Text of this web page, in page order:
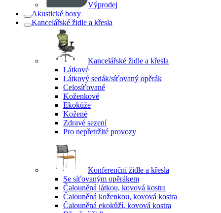
Výprodej
Akustické boxy
Kancelářské židle a křesla
Kancelářské židle a křesla
Látkové
Látkový sedák/síťovaný opěrák
Celosíťované
Koženkové
Ekokůže
Kožené
Zdravé sezení
Pro nepřetržité provozy
Konferenční židle a křesla
Se síťovaným opěrákem
Čalouněná látkou, kovová kostra
Čalouněná koženkou, kovová kostra
Čalouněná ekokůží, kovová kostra